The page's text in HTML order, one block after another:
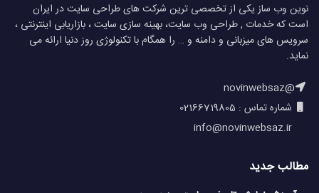
نوین وب ساز یکی از تخصصی ترین شرکت های طراحی سایت در ایران
است که خدمات , طراحی وب سایت، بهینه سازی سایت ، بازاریابی اینترنتی ،
سرویس های میزبانی و دامنه و … را همگام با تکنولوژی روز دنیا ارائه می
نماید.
@novinwebsaz
شماره تماس : 02166719805
مطالب جدید